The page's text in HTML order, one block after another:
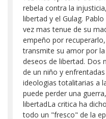
rebela contra la
libertad y el Gulag.
vez mas tenue de su
empeño por
transmite su amor por
deseos de libertad. Dos
de un niño y
ideologias totalitarias a
puede perder una
libertadLa critica ha
todo un "fresco" de la